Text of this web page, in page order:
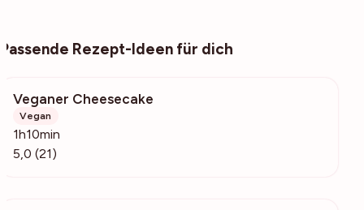
Passende Rezept-Ideen für dich
Veganer Cheesecake
Vegan
1h10min
5,0 (21)